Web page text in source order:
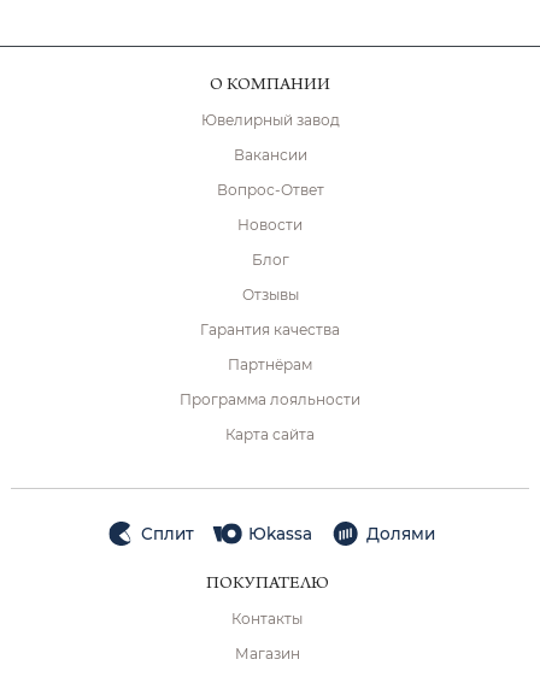
О КОМПАНИИ
Ювелирный завод
Вакансии
Вопрос-Ответ
Новости
Блог
Отзывы
Гарантия качества
Партнёрам
Программа лояльности
Карта сайта
Сплит Юkassa Долями
ПОКУПАТЕЛЮ
Контакты
Магазин